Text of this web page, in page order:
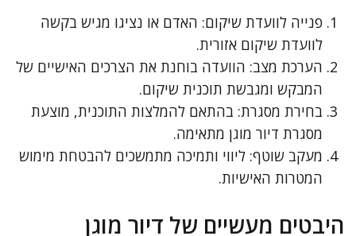
פנייה לוועדת שיקום: האדם או נציגו מגיש בקשה
לוועדת שיקום אזורית.
הערכת מצב: הוועדה בוחנת את הצרכים האישיים של
המבקש ומגבשת תוכנית שיקום.
בחירת מסגרת: בהתאם להמלצות התוכנית, מוצעת
מסגרת דיור מוגן מתאימה.
מעקב שוטף: ליווי ותמיכה מתמשכים להבטחת מימוש
המטרות האישיות.
היבטים מעשיים של דיור מוגן